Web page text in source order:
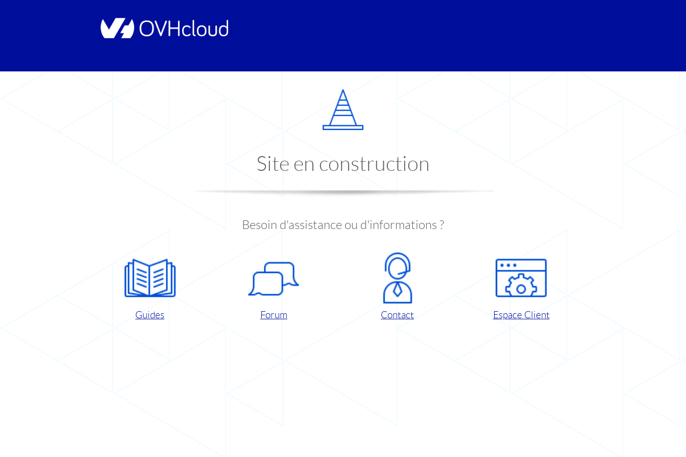
Site en construction
Besoin d'assistance ou d'informations ?
Guides Forum Contact Espace Client